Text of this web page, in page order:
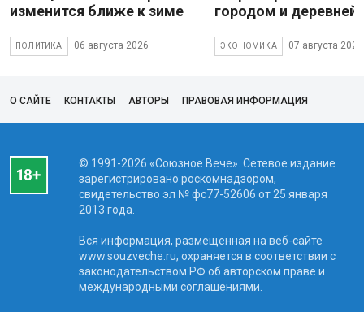
изменится ближе к зиме
ПОЛИТИКА 06 августа 2026
городом и деревней
ЭКОНОМИКА 07 августа 2026
О САЙТЕ КОНТАКТЫ АВТОРЫ ПРАВОВАЯ ИНФОРМАЦИЯ
© 1991-2026 «Союзное Вече». Сетевое издание
зарегистрировано роскомнадзором,
свидетельство эл № фc77-52606 от 25 января
2013 года.
Вся информация, размещенная на веб-сайте
www.souzveche.ru, охраняется в соответствии с
законодательством РФ об авторском праве и
международными соглашениями.